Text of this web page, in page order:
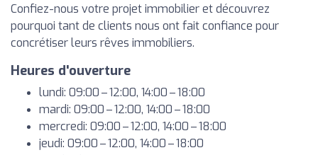
Confiez-nous votre projet immobilier et découvrez
pourquoi tant de clients nous ont fait confiance pour
concrétiser leurs rêves immobiliers.
Heures d'ouverture
lundi: 09:00 – 12:00, 14:00 – 18:00
mardi: 09:00 – 12:00, 14:00 – 18:00
mercredi: 09:00 – 12:00, 14:00 – 18:00
jeudi: 09:00 – 12:00, 14:00 – 18:00